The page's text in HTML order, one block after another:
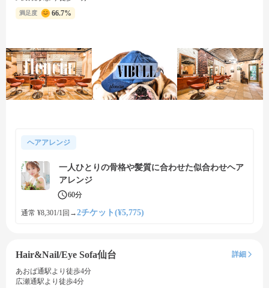
満足度 66.7%
ヘアアレンジ
一人ひとりの骨格や髪質に合わせた似合わせヘア
アレンジ
60分
通常 ¥8,301/1回 →2チケット(¥5,775)
Hair&Nail/Eye Sofa仙台
詳細
あおば通駅より徒歩4分
広瀬通駅より徒歩4分